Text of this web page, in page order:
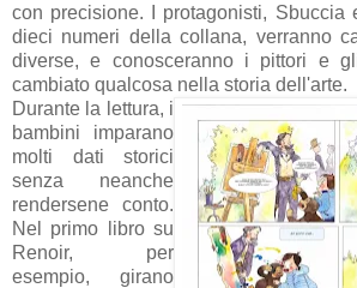
con precisione. I protagonisti, Sbuccia
dieci numeri della collana, verranno
diverse, e conosceranno i pittori e
cambiato qualcosa nella storia dell'arte.
Durante la lettura, i
bambini imparano
molti dati storici
senza neanche
rendersene conto.
Nel primo libro su
Renoir, per
esempio, girano